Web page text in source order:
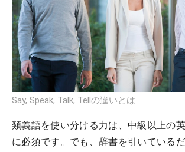
Say, Speak, Talk, Tellの違いとは
類義語を使い分ける力は、中級以上の
に必須です。でも、辞書を引いている